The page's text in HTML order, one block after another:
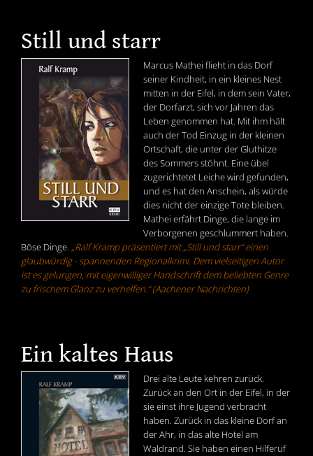
Still und starr
Marcus Mathei flieht in das Dorf
seiner Kindheit, in ein kleines Nest
mitten in der Eifel, in dem sein Vater,
der Dorfarzt, sich vor Jahren das
Leben genommen hat. Mit ihm hält
auch der Tod Einzug in der kleinen
Ortschaft, die unter der Gluthitze
des Sommers stöhnt. Eine übel
zugerichtetet Leiche wird gefunden,
und es hat den Anschein, als würde
dies nicht der einzige Tote bleiben.
Mathei erfährt Dinge, die lange im
Verborgenen geschlummert haben.
Böse Dinge. „Ralf Kramp präsentiert mit „Still und starr“ einen
glaubwürdig - spannenden Regionalkrimi. Dem vielseitigen Autor
ist es gelungen, mit eigenwilliger Handschrift dem beliebten Genre
zu frischem Glanz zu verhelfen.“ (Aachener Nachrichten)
Ein kaltes Haus
Drei alte Leute kehren zurück.
Zurück an den Ort in der Eifel, in der
sie einst ihre Jugend verbracht
haben. Zurück in das kleine Dorf an
der Ahr, in das alte Hotel am
Waldrand. Sie haben einen Hilferuf